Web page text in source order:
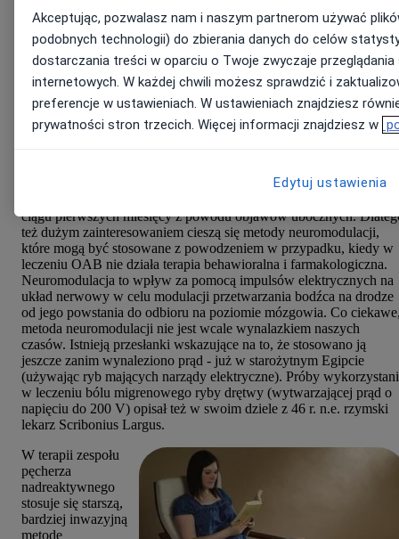
choroba tak
wstydliwa, że
ocenia się, że
33% pacjentów
nią cierpiących
szuka pomocy
lekarskiej. Co
więcej, ponad
ciągu pierwszych miesięcy z powodu objawów ubocznych.
też dużym zainteresowaniem cieszą się metody neuromodulacji,
które mogą być stosowane z powodzeniem w przypadku, kiedy w
leczeniu OAB nie działa terapia behawioralna i farmakologiczna.
Neuromodulacja to wpływ za pomocą impulsów elektrycznych na
układ nerwowy w celu modulacji przetwarzania bodźca na drodze
od jego powstania do odbioru na poziomie mózgowia. Co
metoda neuromodulacji nie jest wcale wynalazkiem naszych
czasów. Istnieją przesłanki wskazujące na to, że stosowano ją
jeszcze zanim wynaleziono prąd - już w starożytnym Egipcie
(używając ryb mających narządy elektryczne). Próby
w leczeniu bólu migrenowego ryby drętwy (wytwarzającej prąd o
napięciu do 200 V) opisał też w swoim dziele z 46 r. n.e. rzymski
lekarz Scribonius Largus.
W terapii zespołu
pęcherza
nadreaktywnego
stosuje się starszą,
bardziej inwazyjną
metodę
Akceptując, pozwalasz nam i naszym partnerom używać
podobnych technologii) do zbierania danych do celów
dostarczania treści w oparciu o Twoje zwyczaje
internetowych. W każdej chwili możesz sprawdzić i
preferencje w ustawieniach. W ustawieniach znajdziesz
prywatności stron trzecich. Więcej informacji znajdziesz w
Edytuj ustawienia